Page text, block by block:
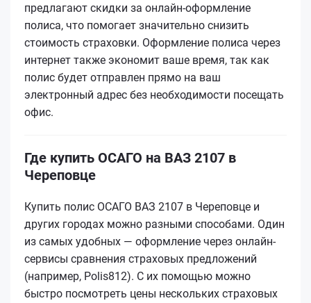
предлагают скидки за онлайн-оформление
полиса, что помогает значительно снизить
стоимость страховки. Оформление полиса через
интернет также экономит ваше время, так как
полис будет отправлен прямо на ваш
электронный адрес без необходимости посещать
офис.
Где купить ОСАГО на ВАЗ 2107 в
Череповце
Купить полис ОСАГО ВАЗ 2107 в Череповце и
других городах можно разными способами. Один
из самых удобных — оформление через онлайн-
сервисы сравнения страховых предложений
(например, Polis812). С их помощью можно
быстро посмотреть цены нескольких страховых